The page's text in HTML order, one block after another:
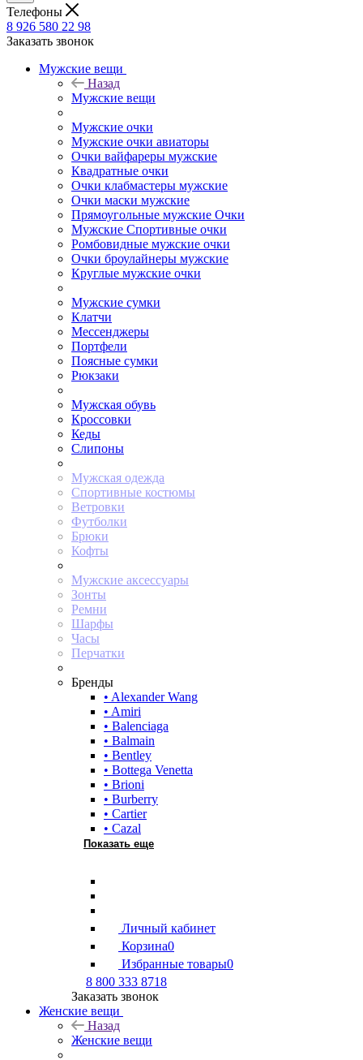
Телефоны
8 926 580 22 98
Заказать звонок
Мужские вещи
Назад
Мужские вещи
Мужские очки
Мужские очки авиаторы
Очки вайфареры мужские
Квадратные очки
Очки клабмастеры мужские
Очки маски мужские
Прямоугольные мужские Очки
Мужские Спортивные очки
Ромбовидные мужские очки
Очки броулайнеры мужские
Круглые мужские очки
Мужские сумки
Клатчи
Мессенджеры
Портфели
Поясные сумки
Рюкзаки
Мужская обувь
Кроссовки
Кеды
Слипоны
Мужская одежда
Спортивные костюмы
Ветровки
Футболки
Брюки
Кофты
Мужские аксессуары
Зонты
Ремни
Шарфы
Часы
Перчатки
Бренды
• Alexander Wang
• Amiri
• Balenciaga
• Balmain
• Bentley
• Bottega Venetta
• Brioni
• Burberry
• Cartier
• Cazal
Показать еще
Личный кабинет
Корзина0
Избранные товары0
8 800 333 8718
Заказать звонок
Женские вещи
Назад
Женские вещи